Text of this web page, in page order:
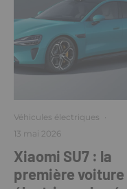
Véhicules électriques ·
13 mai 2026
Xiaomi SU7 : la
première voiture